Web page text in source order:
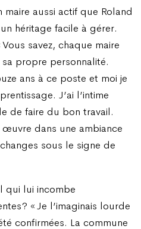
maire aussi actif que Roland
héritage facile à gérer.
savez, chaque maire
propre personnalité.
ans à ce poste et moi je
J’ai l’intime
de faire du bon travail.
dans une ambiance
sous le signe de
qui lui incombe
? « Je l’imaginais lourde
confirmées. La commune